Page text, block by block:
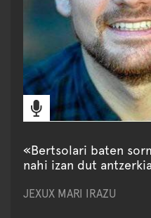
«Bertsolari baten
nahi izan dut
JEXUX MARI IRAZU